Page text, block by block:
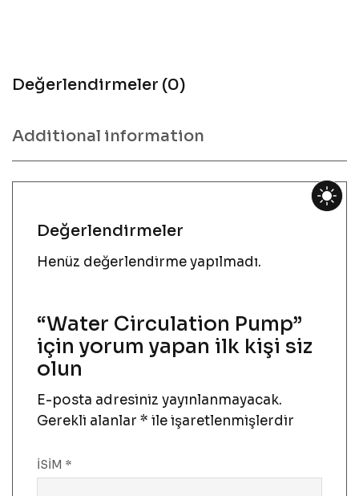
Değerlendirmeler (0)
Additional information
Değerlendirmeler
Henüz değerlendirme yapılmadı.
“Water Circulation Pump”
için yorum yapan ilk kişi siz
olun
E-posta adresiniz yayınlanmayacak.
Gerekli alanlar * ile işaretlenmişlerdir
İSIM *